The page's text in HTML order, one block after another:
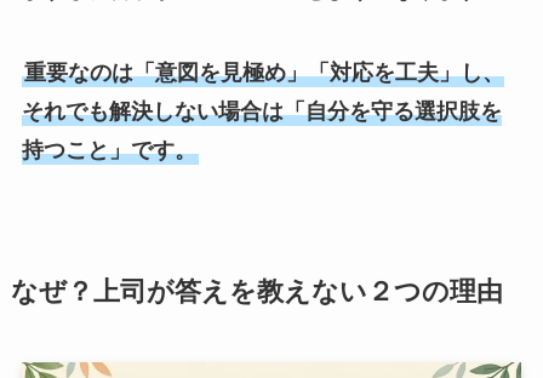
重要なのは「意図を見極め」「対応を工夫」し、
それでも解決しない場合は「自分を守る選択肢を
持つこと」です。
なぜ？上司が答えを教えない２つの理由